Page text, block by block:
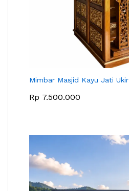
Mimbar Masjid Kayu Jati Ukir
Rp 7.500.000